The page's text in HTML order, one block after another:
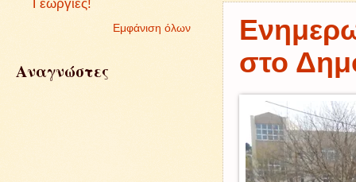
στο
Εμφάνιση όλων
Αναγνώστες